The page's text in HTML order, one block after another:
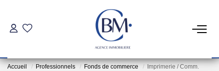
PARTICULIERS
Accueil Professionnels Fonds de commerce Imprimerie / Comm.